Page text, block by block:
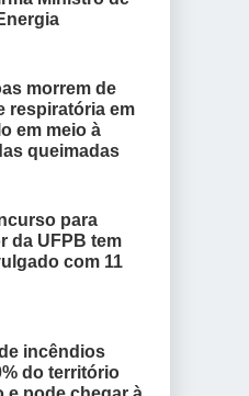
morrem de
respiratória em
em meio à
queimadas
para
da UFPB tem
com 11
incêndios
do território